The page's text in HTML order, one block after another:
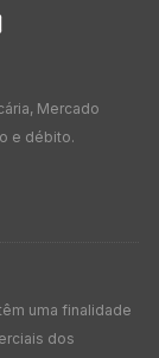
Mercado
e débito.
uma finalidade
dos